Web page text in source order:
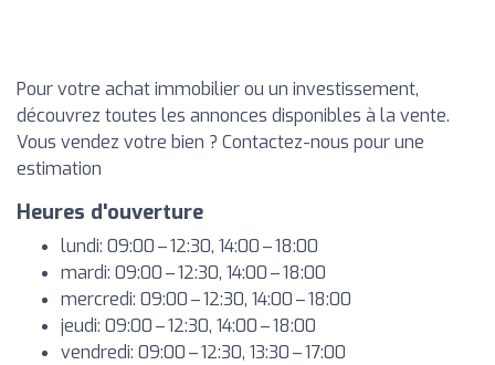
Pour votre achat immobilier ou un investissement,
découvrez toutes les annonces disponibles à la vente.
Vous vendez votre bien ? Contactez-nous pour une
estimation
Heures d'ouverture
lundi: 09:00 – 12:30, 14:00 – 18:00
mardi: 09:00 – 12:30, 14:00 – 18:00
mercredi: 09:00 – 12:30, 14:00 – 18:00
jeudi: 09:00 – 12:30, 14:00 – 18:00
vendredi: 09:00 – 12:30, 13:30 – 17:00